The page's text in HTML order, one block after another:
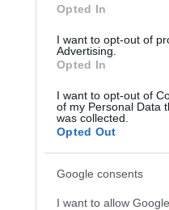
Opted In
I want to opt-out of
Advertising.
Opted In
I want to opt-out of
of my Personal Data
was collected.
Opted Out
Google consents
I want to allow